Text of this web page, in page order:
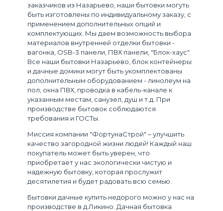
заказчиков из Назарьево, наши бытовки могуть
быть изготовлены по индивидуальному заказу, с
применением дополнительных опций и
комплектующих. Мы даем возможность выбора
материалов внутренней отделки бытовки -
вагонка, OSB-3 панели, ПВХ панели, "Блок-хаус".
Все наши бытовки Назарьево, блок контейнеры
и дачные домики могут быть укомплектованы
дополнительным оборудованием - линолеум на
пол, окна ПВХ, проводка в кабель-канале к
указанным местам, санузел, душ и т.д. При
производстве бытовок соблюдаются
требования и ГОСТы.
Миссия компании "ФортунаСтрой" – улучшить
качество загородной жизни людей! Каждый наш
покупатель может быть уверен, что
приобретает у нас экологически чистую и
надежную бытовку, которая прослужит
десятилетия и будет радовать всю семью.
Бытовки дачные купить недорого можно у нас на
производстве в д.Ликино. Дачная бытовка